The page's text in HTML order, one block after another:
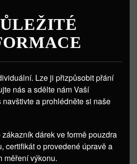
Lze ji přizpůsobit přání
nás a sdělte nám Vaší
a prohlédněte si naše
dárek ve formě pouzdra
certifikát o provedené úpravě a
měření výkonu.